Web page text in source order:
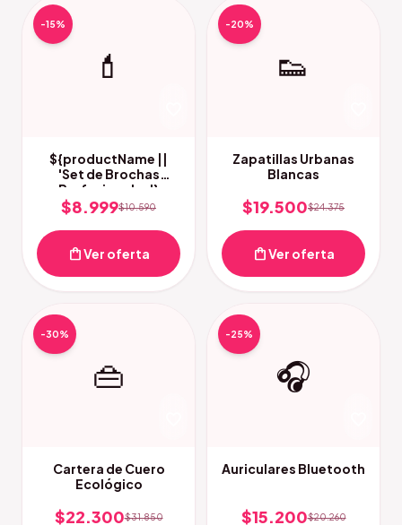
💄
-15%
${productName ||
'Set de Brochas
Profesionales'}
$8.999$10.590
shopping_bagVer oferta
👟
-20%
Zapatillas Urbanas
Blancas
$19.500$24.375
shopping_bagVer oferta
👜
-30%
Cartera de Cuero
Ecológico
$22.300$31.850
🎧
-25%
Auriculares Bluetooth
$15.200$20.260